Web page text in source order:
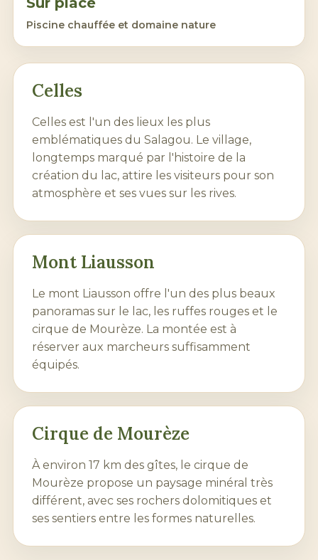
Piscine chauffée et domaine nature
Celles
Celles est l'un des lieux les plus
emblématiques du Salagou. Le village,
longtemps marqué par l'histoire de la
création du lac, attire les visiteurs pour son
atmosphère et ses vues sur les rives.
Mont Liausson
Le mont Liausson offre l'un des plus beaux
panoramas sur le lac, les ruffes rouges et le
cirque de Mourèze. La montée est à
réserver aux marcheurs suffisamment
équipés.
Cirque de Mourèze
À environ 17 km des gîtes, le cirque de
Mourèze propose un paysage minéral très
différent, avec ses rochers dolomitiques et
ses sentiers entre les formes naturelles.